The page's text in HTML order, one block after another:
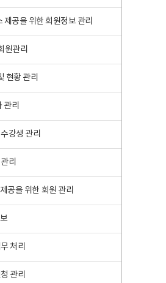
공을 위한 회원정보 관리
원관리
현황 관리
관리
강생 관리
리
공을 위한 회원 관리
처리
관리